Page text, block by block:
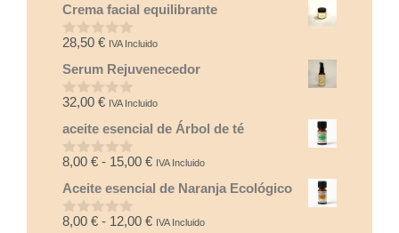
e
5
Crema facial equilibrante
0
e
5
28,50 € IVA Incluido
Serum Rejuvenecedor
0
e
5
32,00 € IVA Incluido
aceite esencial de Árbol de té
0
e
5
8,00 € - 15,00 €Rango
de
desde
IVA Incluido
Aceite esencial de Naranja Ecológico
0
8,00 € - 12,00 €Rango
IVA Incluido